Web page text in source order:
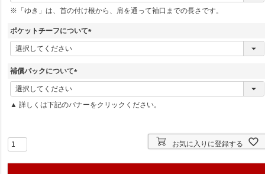
須
※「ゆき」は、首の付け根から、肩を通って袖口までの長さです。
ポケットチーフについて
(
必
補償パックについて
(
必
須
▲ 詳しくは下記のバナーをクリックください。
お気に入りに登録する